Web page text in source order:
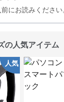
にお読みください
の人気アイテム
人気